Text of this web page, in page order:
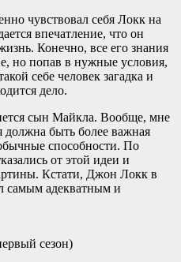
чувствовал себя Локк на
впечатление, что он
Конечно, все его знания
но попав в нужные условия,
себе человек загадка и
дело.
сын Майкла. Вообще, мне
должна быть более важная
способности. По
от этой идеи и
Кстати, Джон Локк в
самым адекватным и
сезон)